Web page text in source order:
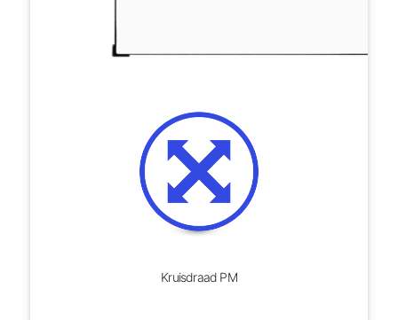
Kruisdraad PM